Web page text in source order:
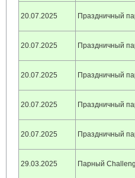
20.07.2025 Праздничный
20.07.2025 Праздничный
20.07.2025 Праздничный
20.07.2025 Праздничный
20.07.2025 Праздничный
29.03.2025 Парный